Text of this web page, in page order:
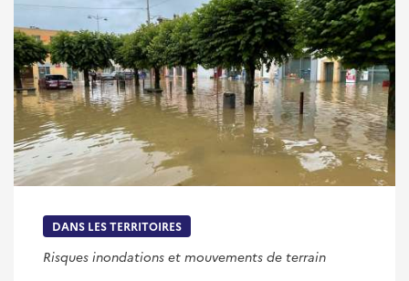
DANS LES TERRITOIRES
Risques inondations et mouvements de terrain